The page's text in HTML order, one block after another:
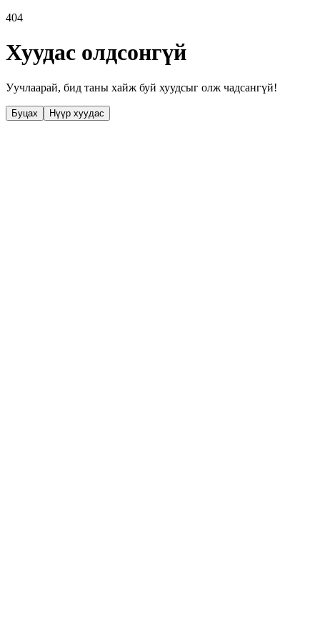
404
Хуудас олдсонгүй
Уучлаарай, бид таны хайж буй хуудсыг олж чадсангүй!
Буцах Нүүр хуудас